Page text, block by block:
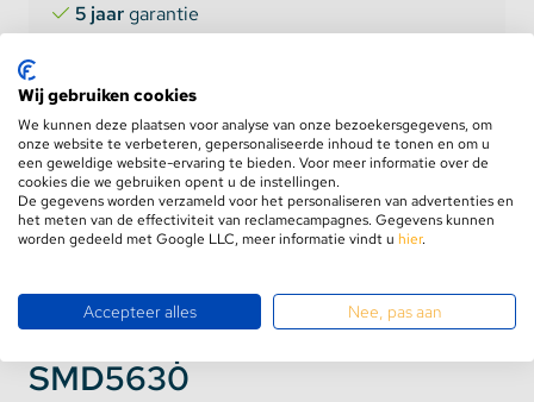
5 jaargarantie
Product informatie
Aanbevolen combinaties
LED Lamp 3 Watt E27
SMD5630
Wij gebruiken cookies
We kunnen deze plaatsen voor analyse van onze bezoekersgegevens, om
onze website te verbeteren, gepersonaliseerde inhoud te tonen en om u
een geweldige website-ervaring te bieden. Voor meer informatie over de
cookies die we gebruiken opent u de instellingen.
De gegevens worden verzameld voor het personaliseren van advertenties en
het meten van de effectiviteit van reclamecampagnes. Gegevens kunnen
worden gedeeld met Google LLC, meer informatie vindt u hier.
Accepteer alles Nee, pas aan